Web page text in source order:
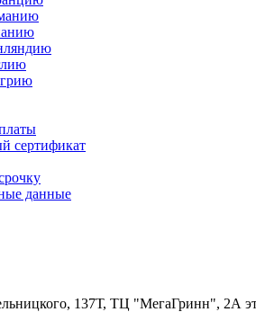
сертификат
данные
137Т, ТЦ "МегаГринн", 2А